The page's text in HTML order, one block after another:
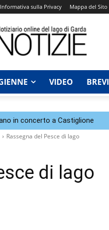
Informativa sulla Privacy Mappa del Sito
VIDEO BREVI
in concerto a Castiglione
Rassegna del Pesce di lago
di lago